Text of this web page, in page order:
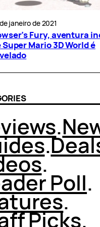
janeiro de 2021
Fury, aventura
Super Mario 3D World é
.
.
.
Poll.
.
Picks.